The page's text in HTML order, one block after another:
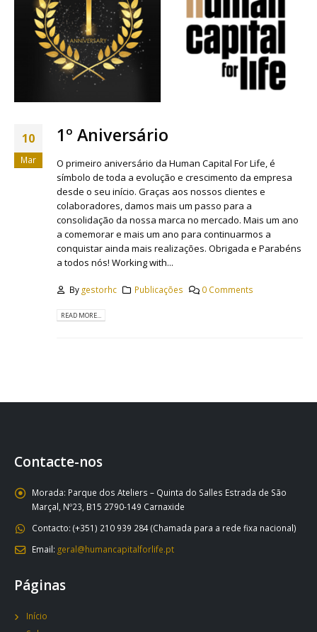
10
Mar
1º Aniversário
O primeiro aniversário da Human Capital For Life, é
símbolo de toda a evolução e crescimento da empresa
desde o seu início. Graças aos nossos clientes e
colaboradores, damos mais um passo para a
consolidação da nossa marca no mercado. Mais um ano
a comemorar e mais um ano para continuarmos a
conquistar ainda mais realizações. Obrigada e Parabéns
a todos nós! Working with...
By gestorhc Publicações 0 Comments
READ MORE...
Contacte-nos
Morada: Parque dos Ateliers – Quinta do Salles Estrada de São
Marçal, Nº23, B15 2790-149 Carnaxide
Contacto: (+351) 210 939 284 (Chamada para a rede fixa nacional)
Email: geral@humancapitalforlife.pt
Páginas
Início